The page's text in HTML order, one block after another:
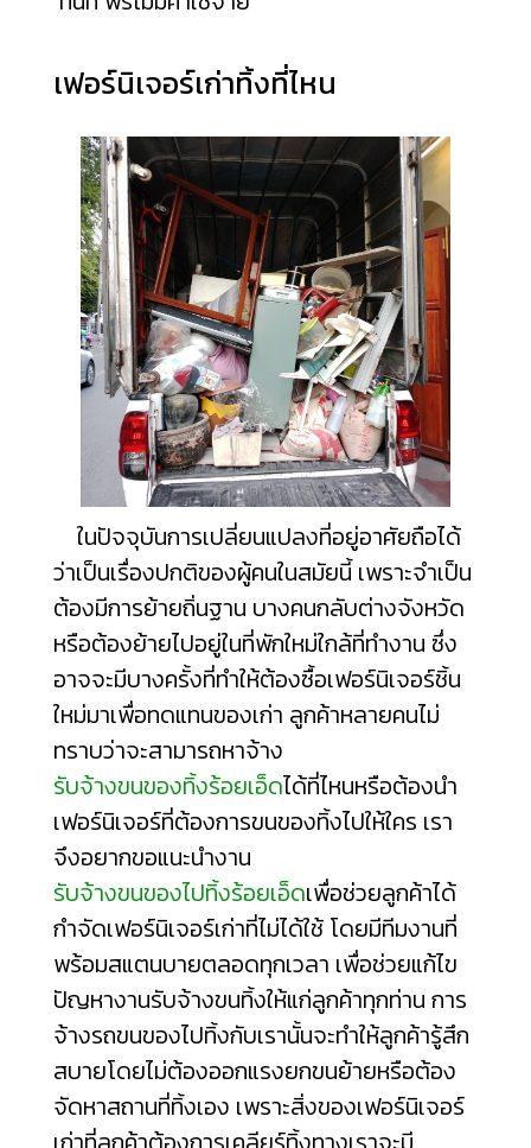
เฟอร์นิเจอร์เก่าทิ้งที่ไหน
ในปัจจุบันการเปลี่ยนแปลงที่อยู่อาศัยถือได้
ว่าเป็นเรื่องปกติของผู้คนในสมัยนี้ เพราะจำเป็น
ต้องมีการย้ายถิ่นฐาน บางคนกลับต่างจังหวัด
หรือต้องย้ายไปอยู่ในที่พักใหม่ใกล้ที่ทำงาน ซึ่ง
อาจจะมีบางครั้งที่ทำให้ต้องซื้อเฟอร์นิเจอร์ชิ้น
ใหม่มาเพื่อทดแทนของเก่า ลูกค้าหลายคนไม่
ทราบว่าจะสามารถหาจ้าง
รับจ้างขนของทิ้งร้อยเอ็ดได้ที่ไหนหรือต้องนำ
เฟอร์นิเจอร์ที่ต้องการขนของทิ้งไปให้ใคร เรา
จึงอยากขอแนะนำงาน
รับจ้างขนของไปทิ้งร้อยเอ็ดเพื่อช่วยลูกค้าได้
กำจัดเฟอร์นิเจอร์เก่าที่ไม่ได้ใช้ โดยมีทีมงานที่
พร้อมสแตนบายตลอดทุกเวลา เพื่อช่วยแก้ไข
ปัญหางานรับจ้างขนทิ้งให้แก่ลูกค้าทุกท่าน การ
จ้างรถขนของไปทิ้งกับเรานั้นจะทำให้ลูกค้ารู้สึก
สบายโดยไม่ต้องออกแรงยกขนย้ายหรือต้อง
จัดหาสถานที่ทิ้งเอง เพราะสิ่งของเฟอร์นิเจอร์